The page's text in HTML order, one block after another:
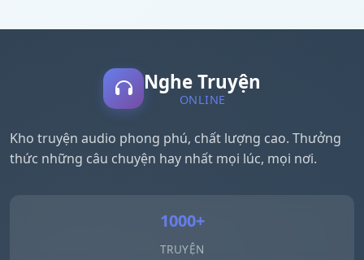
Nghe Truyện
ONLINE
Kho truyện audio phong phú, chất lượng cao. Thưởng
thức những câu chuyện hay nhất mọi lúc, mọi nơi.
1000+
TRUYỆN